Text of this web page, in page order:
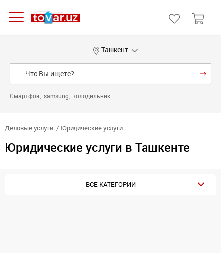
Ташкент
Смартфон samsung холодильник
Деловые услуги Юридические услуги
Юридические услуги в Ташкенте
ВСЕ КАТЕГОРИИ